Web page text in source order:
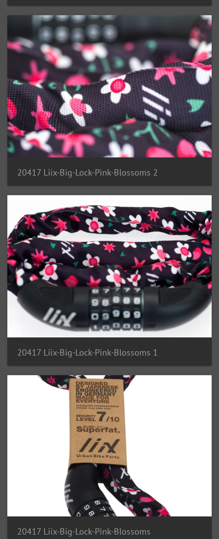
20417 Liix-Big-Lock-Pink-Blossoms 2
20417 Liix-Big-Lock-Pink-Blossoms 1
20417 Liix-Big-Lock-Pink-Blossoms